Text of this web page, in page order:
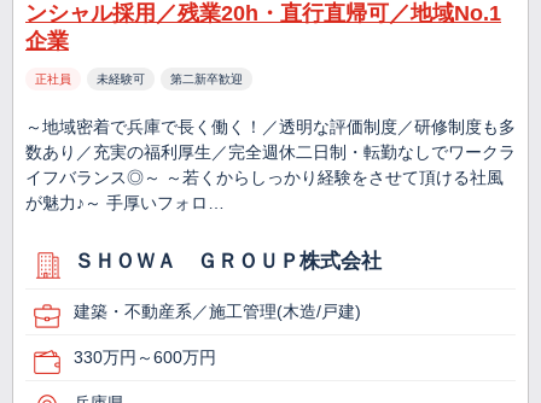
ンシャル採用／残業20h・直行直帰可／地域No.1
企業
正社員 未経験可 第二新卒歓迎
～地域密着で兵庫で長く働く！／透明な評価制度／研修制度も多
数あり／充実の福利厚生／完全週休二日制・転勤なしでワークラ
イフバランス◎～ ～若くからしっかり経験をさせて頂ける社風
が魅力♪～ 手厚いフォロ…
ＳＨＯＷＡ ＧＲＯＵＰ株式会社
建築・不動産系／施工管理(木造/戸建)
330万円～600万円